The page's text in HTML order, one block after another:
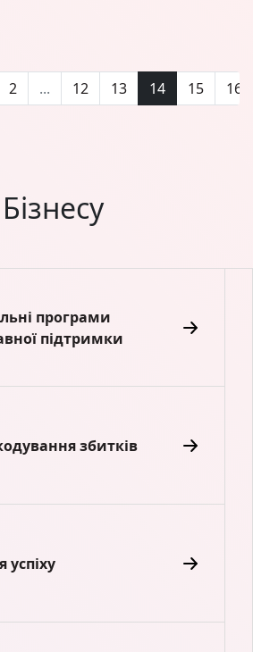
2 ... 12 13 14 15 16
Бізнесу
програми
підтримки
збитків
успіху